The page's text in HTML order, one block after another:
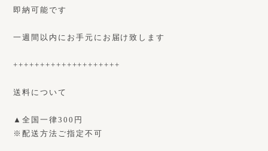
即納可能です
一週間以内にお手元にお届け致します
++++++++++++++++++++
送料について
▲全国一律300円
※配送方法ご指定不可